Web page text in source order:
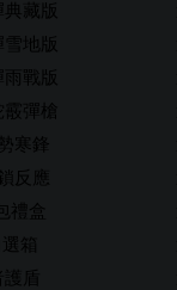
藏版
地版
戰版
霰彈槍
寒鋒
反應
禮盒
箱
盾